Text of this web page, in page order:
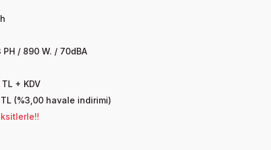
PH / 890 W. / 70dBA
+ KDV
(%3,00 havale indirimi)